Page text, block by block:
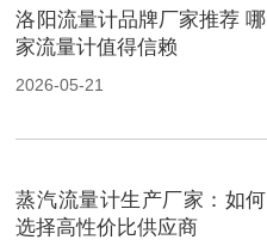
洛阳流量计品牌厂家推荐 哪
家流量计值得信赖
2026-05-21
蒸汽流量计生产厂家：如何
选择高性价比供应商